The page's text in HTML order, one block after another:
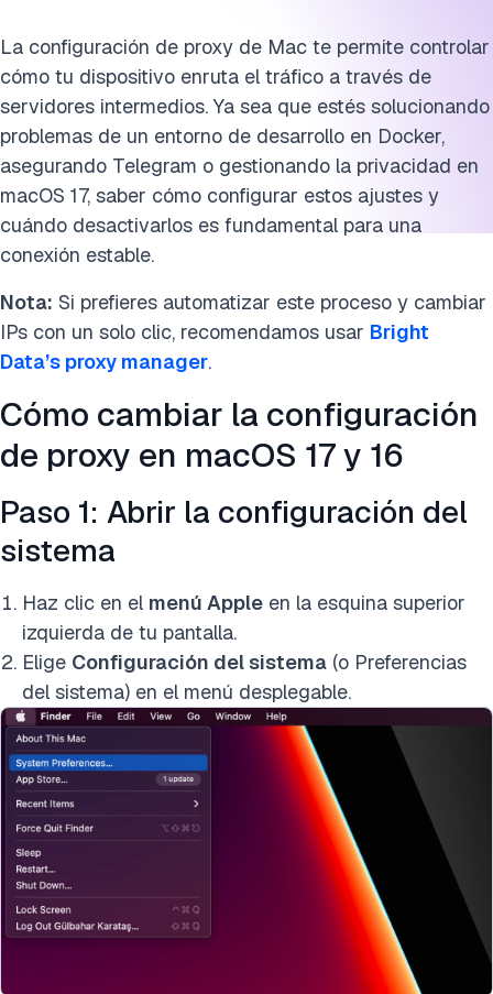
La configuración de proxy de Mac te permite controlar
cómo tu dispositivo enruta el tráfico a través de
servidores intermedios.Ya sea que estés solucionando
problemas de un entorno de desarrollo en Docker,
asegurando Telegram o gestionando la privacidad en
macOS 17, saber cómo configurar estos ajustes y
cuándo desactivarlos es fundamental para una
conexión estable.
Nota: Si prefieres automatizar este proceso y cambiar
IPs con un solo clic, recomendamos usar Bright
Data’s proxy manager.
Cómo cambiar la configuración
de proxy en macOS 17 y 16
Paso 1: Abrir la configuración del
sistema
Haz clic en el menú Apple en la esquina superior
izquierda de tu pantalla.
Elige Configuración del sistema (o Preferencias
del sistema) en el menú desplegable.